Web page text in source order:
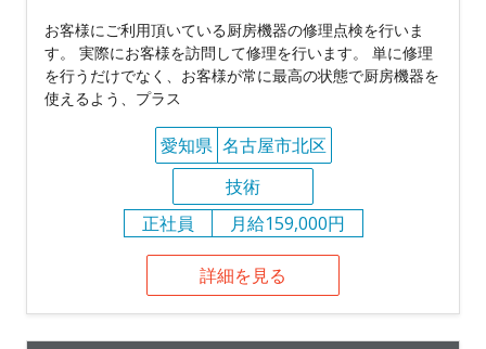
お客様にご利用頂いている厨房機器の修理点検を行いま
す。 実際にお客様を訪問して修理を行います。 単に修理
を行うだけでなく、お客様が常に最高の状態で厨房機器を
使えるよう、プラス
愛知県 名古屋市北区
技術
正社員
月給159,000円
詳細を見る